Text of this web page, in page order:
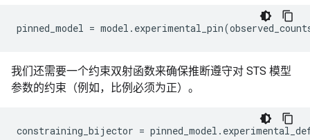
pinned_model = model . experimental_pin(
我们还需要一个约束双射函数来确保推断遵守对 STS 模型
参数的约束（例如，比例必须为正）。
constraining_bijector = pinned_model .